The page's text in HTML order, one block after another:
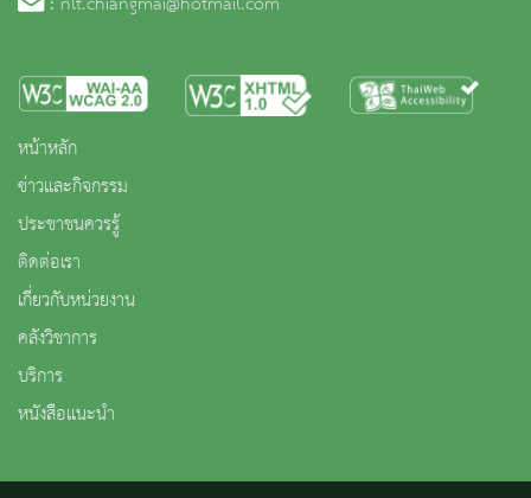
หน้าหลัก
ข่าวและกิจกรรม
ประชาชนควรรู้
ติดต่อเรา
เกี่ยวกับหน่วยงาน
คลังวิชาการ
บริการ
หนังสือแนะนำ